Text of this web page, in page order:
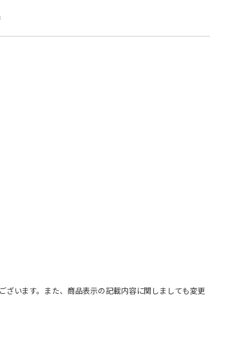
います。また、商品表示の記載内容に関しましても変更